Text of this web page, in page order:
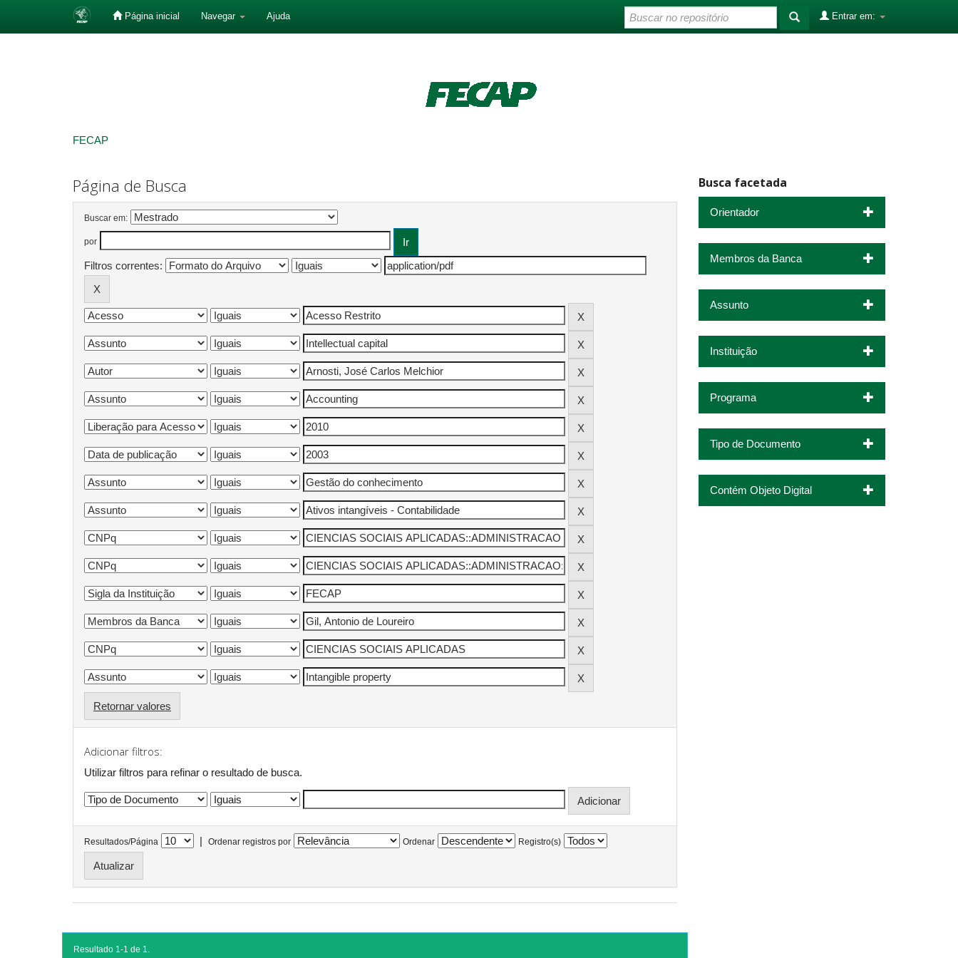
Página inicial Navegar Ajuda Entrar em:
FECAP
Página de Busca
Buscar em:
por
Filtros correntes:
Retornar valores
Adicionar filtros:
Utilizar filtros para refinar o resultado de busca.
Resultados/Página | Ordenar registros por Ordenar Registro(s)
Resultado 1-1 de 1.
Busca facetada
Orientador
Membros da Banca
Assunto
Instituição
Programa
Tipo de Documento
Contém Objeto Digital